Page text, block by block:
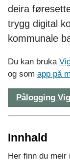
deira
trygg digital
kommunale
Du kan bruka
og som app på
Pålogging
Innhald
Her finn du meir